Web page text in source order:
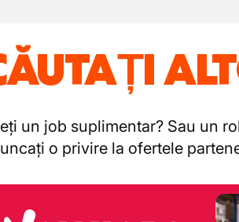
un job suplimentar? Sau un
o privire la ofertele